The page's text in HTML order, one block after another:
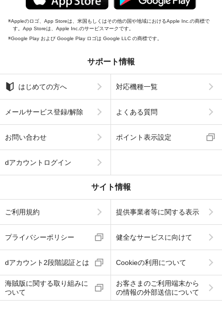
Appleのロゴ、App Storeは、米国もしくはその他の国や地域におけるApple Inc.の商標で
す。App Storeは、Apple Inc.のサービスマークです。
Google Play および Google Play ロゴは Google LLC の商標です。
サポート情報
はじめての方へ 対応機種一覧
メールサービス登録/解除 よくある質問
お問い合わせ ポイント表示設定
dアカウントログイン
サイト情報
ご利用規約 提供事業者等に関する表示
プライバシーポリシー 健全なサービスに向けて
dアカウント2段階認証とは Cookieの利用について
海賊版に関する取り組みに
ついて
お客さまのご利用端末から
の情報の外部送信について